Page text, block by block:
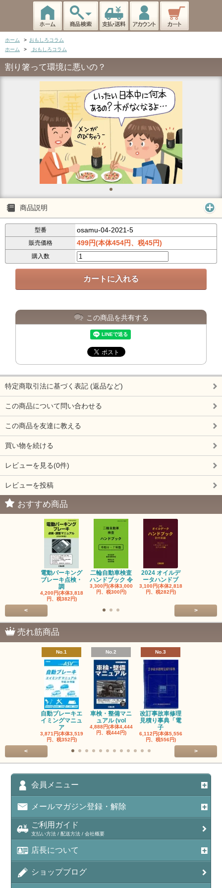
ホーム > おもしろコラム
ホーム
> おもしろコラム
割り箸って環境に悪いの？
商品説明
型番 osamu-04-2021-5
販売価格 499円(本体454円、税45円)
購入数
この商品を共有する
特定商取引法に基づく表記 (返品など)
この商品について問い合わせる
この商品を友達に教える
買い物を続ける
レビューを見る(0件)
レビューを投稿
おすすめ商品
電動パーキング
ブレーキ点検・
調
4,200円(本体3,818
円、税382円)
二輪自動車検査
ハンドブック 令
3,300円(本体3,000
円、税300円)
2024 オイルデ
ータハンドブ
3,100円(本体2,818
円、税282円)
< >
売れ筋商品
No.1
自動ブレーキエ
イミングマニュ
ア
3,871円(本体3,519
円、税352円)
No.2
車検・整備マニ
ュアル (vol
4,888円(本体4,444
円、税444円)
No.3
改訂事故車修理
見積り事典「電
子
6,112円(本体5,556
円、税556円)
< >
会員メニュー
メールマガジン登録・解除
ご利用ガイド
支払い方法 / 配送方法 / 会社概要
店長について
ショップブログ